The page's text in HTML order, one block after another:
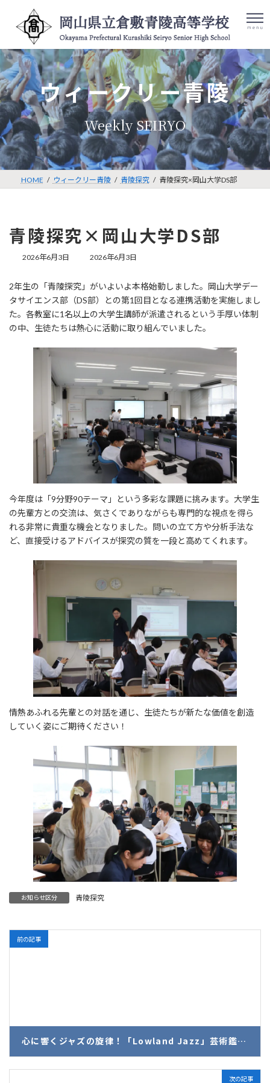
ツ
へ
ス
キ
ッ
プ
シ
ョ
ン
に
移
動
086-422-
8001
アク
セス
検
索:
ウィークリー青陵
HOME ウィークリー青陵 青陵探究 青陵探究×岡山大学DS部
青陵探究×岡山大学DS部
2026年6月3日
最
新
日
時
:
2026年6月3日
2年生の「青陵探究」がいよいよ本格始動しました。岡山大学デー
タサイエンス部（DS部）との第1回目となる連携活動を実施しまし
た。各教室に1名以上の大学生講師が派遣されるという手厚い体制
の中、生徒たちは熱心に活動に取り組んでいました。
今年度は「9分野90テーマ」という多彩な課題に挑みます。大学生
の先輩方との交流は、気さくでありながらも専門的な視点を得ら
れる非常に貴重な機会となりました。問いの立て方や分析手法な
ど、直接受けるアドバイスが探究の質を一段と高めてくれます。
情熱あふれる先輩との対話を通じ、生徒たちが新たな価値を創造
していく姿にご期待ください！
お知らせ区分 青陵探究
前の記事
心に響くジャズの旋律！「Lowland Jazz」芸術鑑賞会を開催
次の記事